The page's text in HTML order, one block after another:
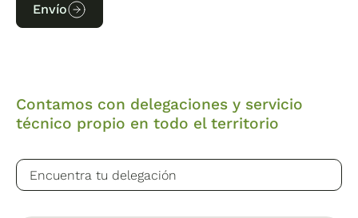
Envío
Contamos con delegaciones y servicio
técnico propio en todo el territorio